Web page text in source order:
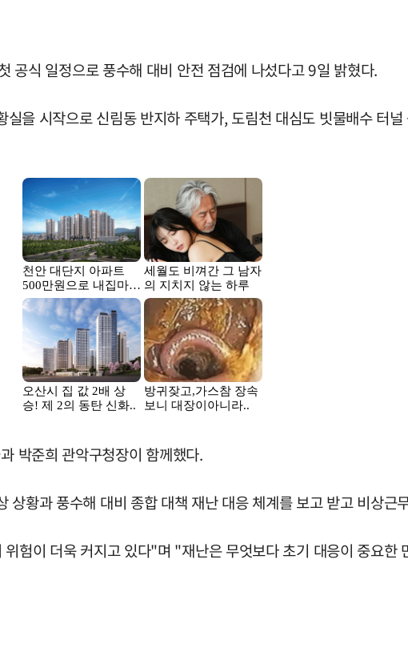
공식 일정으로 풍수해 대비 안전 점검에 나섰다고 9일 밝혔다.
을 시작으로 신림동 반지하 주택가, 도림천 대심도 빗물배수 터
박준희 관악구청장이 함께했다.
황과 풍수해 대비 종합 대책 재난 대응 체계를 보고 받고 비상근
험이 더욱 커지고 있다"며 "재난은 무엇보다 초기 대응이 중요한